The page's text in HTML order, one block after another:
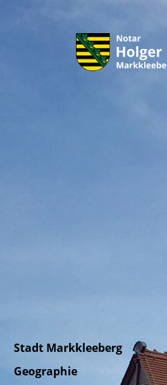
Stadt Markkleeberg
Geographie